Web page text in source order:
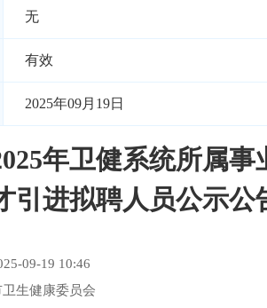
无
有效
2025年09月19日
年卫健系统所属事
引进拟聘人员公示公
09-19 10:46
生健康委员会